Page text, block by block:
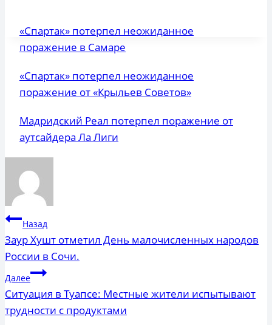
«Спартак» потерпел неожиданное
поражение в Самаре
«Спартак» потерпел неожиданное
поражение от «Крыльев Советов»
Мадридский Реал потерпел поражение от
аутсайдера Ла Лиги
Навигация
по
записям
Назад
Заур Хушт отметил День малочисленных народов
России в Сочи.
Далее
Ситуация в Туапсе: Местные жители испытывают
трудности с продуктами